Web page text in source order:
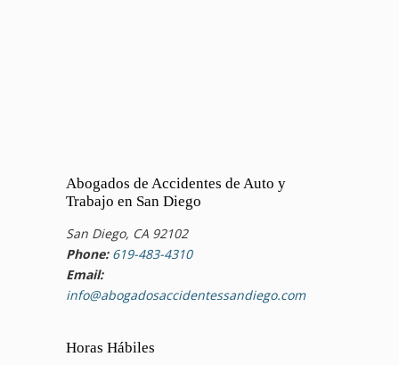
Abogados de Accidentes de Auto y
Trabajo en San Diego
San Diego, CA 92102
Phone: 619-483-4310
Email:
info@abogadosaccidentessandiego.com
Horas Hábiles